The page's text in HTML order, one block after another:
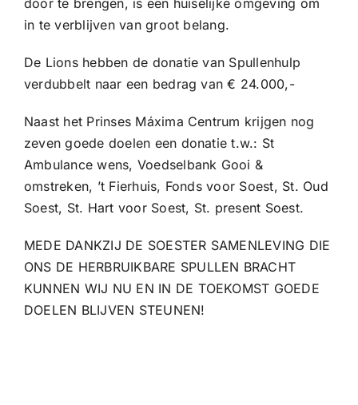
in te verblijven van groot belang.
De Lions hebben de donatie van Spullenhulp
verdubbelt naar een bedrag van € 24.000,-
Naast het Prinses Máxima Centrum krijgen nog
zeven goede doelen een donatie t.w.: St
Ambulance wens, Voedselbank Gooi &
omstreken, ’t Fierhuis, Fonds voor Soest, St. Oud
Soest, St. Hart voor Soest, St. present Soest.
MEDE DANKZIJ DE SOESTER SAMENLEVING DIE
ONS DE HERBRUIKBARE SPULLEN BRACHT
KUNNEN WIJ NU EN IN DE TOEKOMST GOEDE
DOELEN BLIJVEN STEUNEN!